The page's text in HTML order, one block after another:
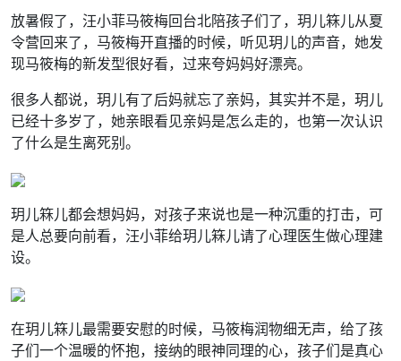
放暑假了，汪小菲马筱梅回台北陪孩子们了，玥儿箖儿从夏
令营回来了，马筱梅开直播的时候，听见玥儿的声音，她发
现马筱梅的新发型很好看，过来夸妈妈好漂亮。
很多人都说，玥儿有了后妈就忘了亲妈，其实并不是，玥儿
已经十多岁了，她亲眼看见亲妈是怎么走的，也第一次认识
了什么是生离死别。
玥儿箖儿都会想妈妈，对孩子来说也是一种沉重的打击，可
是人总要向前看，汪小菲给玥儿箖儿请了心理医生做心理建
设。
在玥儿箖儿最需要安慰的时候，马筱梅润物细无声，给了孩
子们一个温暖的怀抱，接纳的眼神同理的心，孩子们是真心